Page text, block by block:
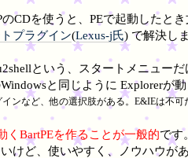
のCDを使うと、PEで起動したと
プラグイン(Lexus-j氏) で解決し
という、スタートメニュー
と同じように Explorerが
ンなど、他の選択肢がある。E&IEは不可
くBartPEを作ることが一般的です。
けど、使いやすく、ノウハウが